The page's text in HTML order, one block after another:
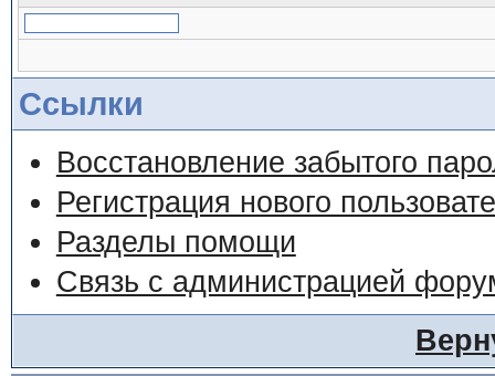
Ссылки
Восстановление забытого
Регистрация нового
Разделы помощи
Связь с администрацией